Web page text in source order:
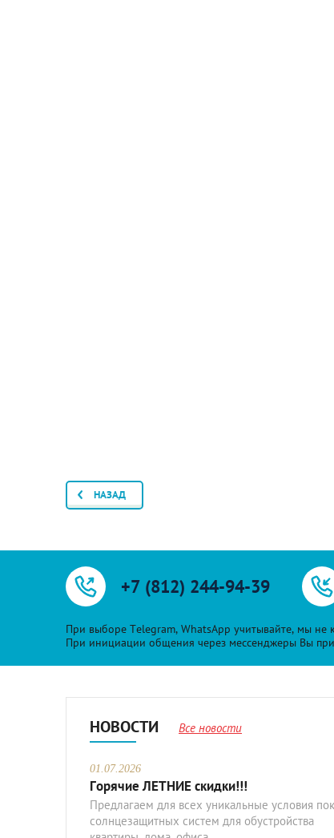
НАЗАД
+7 (812) 244-94-39
При выборе Telegram, WhatsApp учитывайте, мы не
При инициации общения через мессенджеры Вы
НОВОСТИ Все новости
01.07.2026
Горячие ЛЕТНИЕ скидки!!!
Предлагаем для всех уникальные условия
солнцезащитных систем для обустройства